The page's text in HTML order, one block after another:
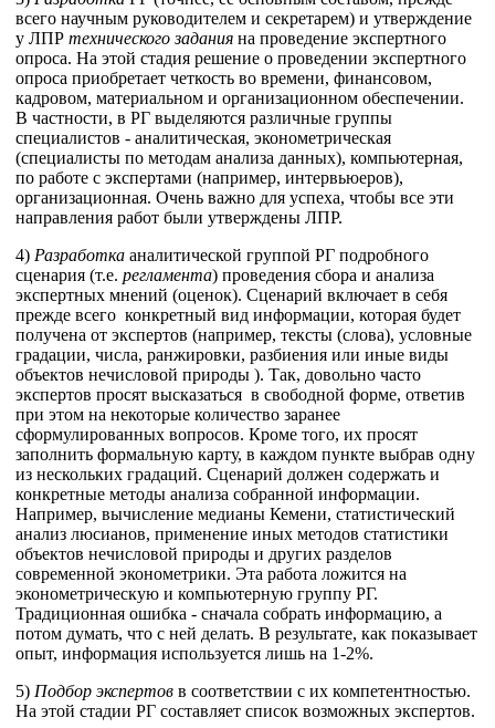
всего научным руководителем и секретарем) и утверждение
у ЛПР технического задания на проведение экспертного
опроса. На этой стадия решение о проведении экспертного
опроса приобретает четкость во времени, финансовом,
кадровом, материальном и организационном обеспечении.
В частности, в РГ выделяются различные группы
специалистов - аналитическая, эконометрическая
(специалисты по методам анализа данных), компьютерная,
по работе с экспертами (например, интервьюеров),
организационная. Очень важно для успеха, чтобы все эти
направления работ были утверждены ЛПР.
4) Разработка аналитической группой РГ подробного
сценария (т.е. регламента) проведения сбора и анализа
экспертных мнений (оценок). Сценарий включает в себя
прежде всего конкретный вид информации, которая будет
получена от экспертов (например, тексты (слова), условные
градации, числа, ранжировки, разбиения или иные виды
объектов нечисловой природы ). Так, довольно часто
экспертов просят высказаться в свободной форме, ответив
при этом на некоторые количество заранее
сформулированных вопросов. Кроме того, их просят
заполнить формальную карту, в каждом пункте выбрав одну
из нескольких градаций. Сценарий должен содержать и
конкретные методы анализа собранной информации.
Например, вычисление медианы Кемени, статистический
анализ люсианов, применение иных методов статистики
объектов нечисловой природы и других разделов
современной эконометрики. Эта работа ложится на
эконометрическую и компьютерную группу РГ.
Традиционная ошибка - сначала собрать информацию, а
потом думать, что с ней делать. В результате, как показывает
опыт, информация используется лишь на 1-2%.
5) Подбор экспертов в соответствии с их компетентностью.
На этой стадии РГ составляет список возможных экспертов.